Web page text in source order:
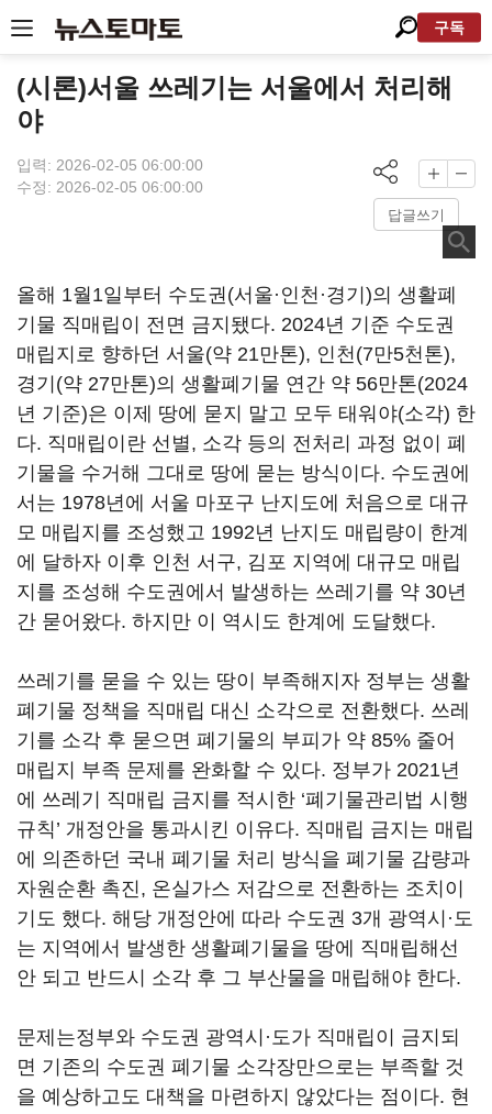
구독
(시론)서울 쓰레기는 서울에서 처리해
야
입력: 2026-02-05 06:00:00
수정: 2026-02-05 06:00:00
답글쓰기
올해 1월1일부터 수도권(서울·인천·경기)의 생활폐
기물 직매립이 전면 금지됐다. 2024년 기준 수도권
매립지로 향하던 서울(약 21만톤), 인천(7만5천톤),
경기(약 27만톤)의 생활폐기물 연간 약 56만톤(2024
년 기준)은 이제 땅에 묻지 말고 모두 태워야(소각) 한
다. 직매립이란 선별, 소각 등의 전처리 과정 없이 폐
기물을 수거해 그대로 땅에 묻는 방식이다. 수도권에
서는 1978년에 서울 마포구 난지도에 처음으로 대규
모 매립지를 조성했고 1992년 난지도 매립량이 한계
에 달하자 이후 인천 서구, 김포 지역에 대규모 매립
지를 조성해 수도권에서 발생하는 쓰레기를 약 30년
간 묻어왔다. 하지만 이 역시도 한계에 도달했다.
쓰레기를 묻을 수 있는 땅이 부족해지자 정부는 생활
폐기물 정책을 직매립 대신 소각으로 전환했다. 쓰레
기를 소각 후 묻으면 폐기물의 부피가 약 85% 줄어
매립지 부족 문제를 완화할 수 있다. 정부가 2021년
에 쓰레기 직매립 금지를 적시한 ‘폐기물관리법 시행
규칙’ 개정안을 통과시킨 이유다. 직매립 금지는 매립
에 의존하던 국내 폐기물 처리 방식을 폐기물 감량과
자원순환 촉진, 온실가스 저감으로 전환하는 조치이
기도 했다. 해당 개정안에 따라 수도권 3개 광역시·도
는 지역에서 발생한 생활폐기물을 땅에 직매립해선
안 되고 반드시 소각 후 그 부산물을 매립해야 한다.
문제는정부와 수도권 광역시·도가 직매립이 금지되
면 기존의 수도권 폐기물 소각장만으로는 부족할 것
을 예상하고도 대책을 마련하지 않았다는 점이다. 현